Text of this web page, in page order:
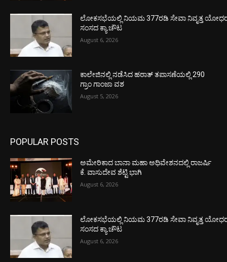
ಲೋಕಸಭೆಯಲ್ಲಿ ನಿಯಮ 377ರಡಿ ಸೇವಾ ನಿವೃತ್ತ
ಸಂಸದ ಕ್ಯಾ.ಚೌಟ
August 6, 2026
ಕಾಲೇಜಿನಲ್ಲಿ ನಡೆಸಿದ ಹಠಾತ್ ತಪಾಸಣೆಯಲ್ಲಿ 290
ಗ್ರಾಂ ಗಾಂಜಾ ವಶ
August 5, 2026
POPULAR POSTS
ಅಮೇರಿಕಾದ ಬಾನಾ ಮಹಾ ಅಧಿವೇಶನದಲ್ಲಿ ರಾಜರ್ಷಿ
ಕೆ. ವಾಸುದೇವ ಶೆಟ್ಟಿ ಭಾಗಿ
August 6, 2026
ಲೋಕಸಭೆಯಲ್ಲಿ ನಿಯಮ 377ರಡಿ ಸೇವಾ ನಿವೃತ್ತ
ಸಂಸದ ಕ್ಯಾ.ಚೌಟ
August 6, 2026